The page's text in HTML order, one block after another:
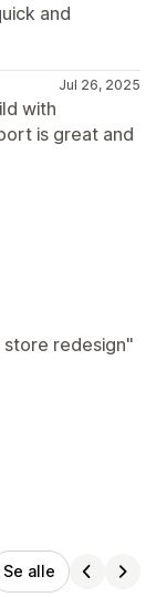
and
Jul 26, 2025
with
is great and
redesign"
Se alle